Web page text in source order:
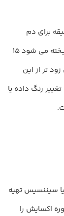
باشد که چای طبیعی و مرغوب 20 دقیقه برای دم
کشیدن زمان می خواهد و زمانی که در استکان ریخته می شود 15
تر از این
در استکان تغییر رنگ داده یا
سیننسیس تهیه
اکسایش را